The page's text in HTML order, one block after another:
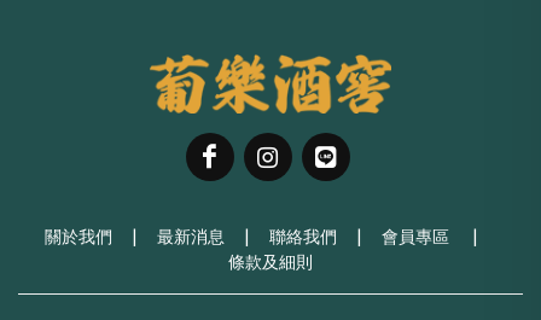
關於我們 | 最新消息 | 聯絡我們 | 會員專區
|
條款及細則